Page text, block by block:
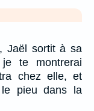
Jaël sortit à sa
te montrerai
chez elle, et
pieu dans la